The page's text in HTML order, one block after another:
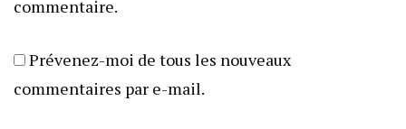
commentaire.
Prévenez-moi de tous les nouveaux
commentaires par e-mail.